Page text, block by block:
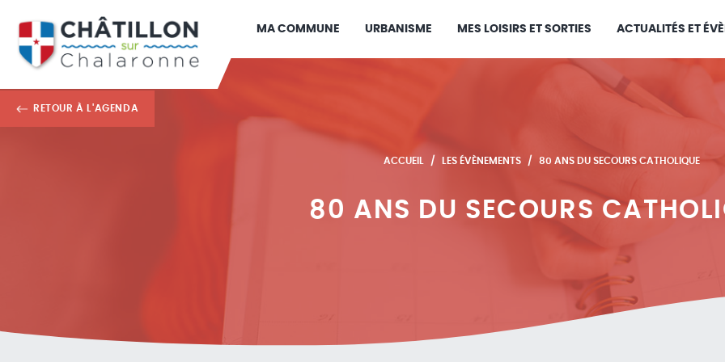
MA COMMUNE URBANISME MES LOISIRS ET SORTIES ACTUALITÉS ET
ACCUEIL LES ÉVÈNEMENTS 80 ANS DU SECOURS CATHOLIQUE
80 ANS DU SECOURS
RETOUR À L'AGENDA